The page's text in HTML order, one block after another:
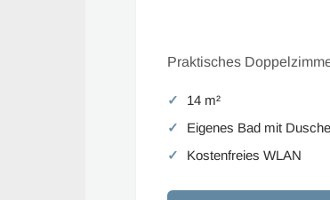
Praktisches
14 m²
Eigenes Bad mit
Kostenfreies WLAN